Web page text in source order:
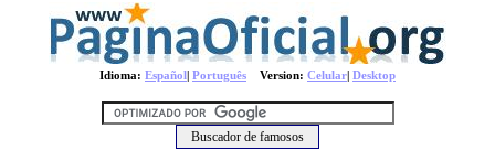
Idioma: Español| Português Version: Celular| Desktop